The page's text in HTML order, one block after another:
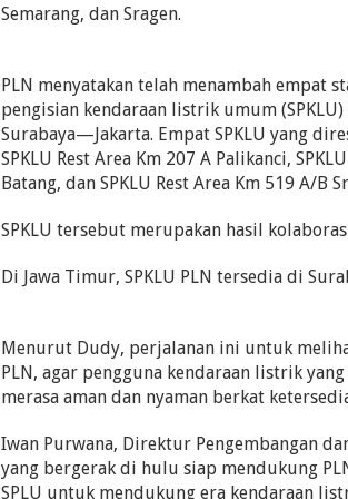
Semarang, dan Sragen.
PLN menyatakan telah menambah empat
pengisian kendaraan listrik umum
Surabaya—Jakarta. Empat SPKLU yang
SPKLU Rest Area Km 207 A Palikanci,
Batang, dan SPKLU Rest Area Km 519 A/B
SPKLU tersebut merupakan hasil
Di Jawa Timur, SPKLU PLN tersedia di
Menurut Dudy, perjalanan ini untuk
PLN, agar pengguna kendaraan listrik
merasa aman dan nyaman berkat
Iwan Purwana, Direktur Pengembangan
yang bergerak di hulu siap mendukung
SPLU untuk mendukung era kendaraan